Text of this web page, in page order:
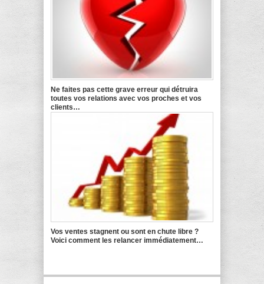
Ne faites pas cette grave erreur qui détruira
toutes vos relations avec vos proches et vos
clients…
Vos ventes stagnent ou sont en chute libre ?
Voici comment les relancer immédiatement…